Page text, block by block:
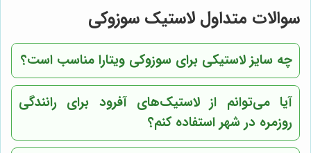
سوالات متداول لاستیک سوزوکی
چه سایز لاستیکی برای سوزوکی ویتارا مناسب است؟
آیا می‌توانم از لاستیک‌های آفرود برای رانندگی
روزمره در شهر استفاده کنم؟